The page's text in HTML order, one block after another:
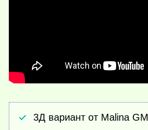
3Д вариант от Malina GM